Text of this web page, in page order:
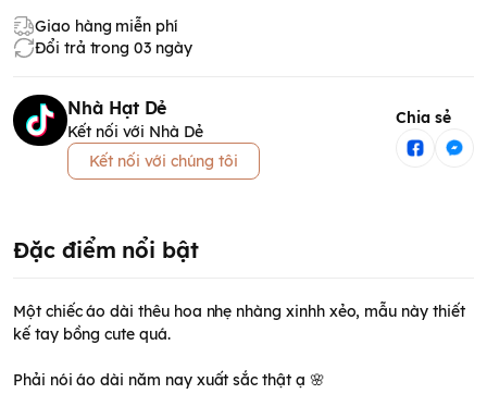
Giao hàng miễn phí
Đổi trả trong 03 ngày
Nhà Hạt Dẻ
Kết nối với Nhà Dẻ
Kết nối với chúng tôi
Chia sẻ
Đặc điểm nổi bật
Một chiếc áo dài thêu hoa nhẹ nhàng xinhh xẻo, mẫu này thiết
kế tay bồng cute quá.
Phải nói áo dài năm nay xuất sắc thật ạ 🌸